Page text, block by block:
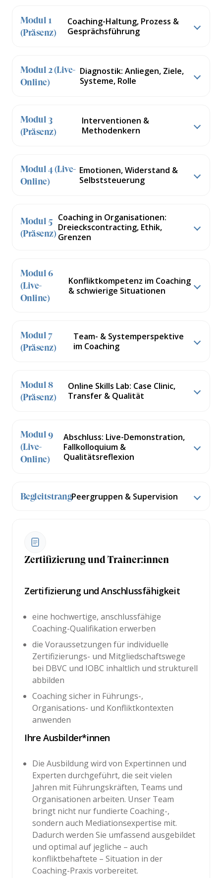
Modul 1
(Präsenz)
Coaching-Haltung, Prozess &
Gesprächsführung
Modul 2 (Live-
Online)
Diagnostik: Anliegen, Ziele,
Systeme, Rolle
Modul 3
(Präsenz)
Interventionen &
Methodenkern
Modul 4 (Live-
Online)
Emotionen, Widerstand &
Selbststeuerung
Modul 5
(Präsenz)
Coaching in Organisationen:
Dreieckscontracting, Ethik,
Grenzen
Modul 6
(Live-
Online)
Konfliktkompetenz im Coaching
& schwierige Situationen
Modul 7
(Präsenz)
Team- & Systemperspektive
im Coaching
Modul 8
(Präsenz)
Online Skills Lab: Case Clinic,
Transfer & Qualität
Modul 9
(Live-
Online)
Abschluss: Live-Demonstration,
Fallkolloquium &
Qualitätsreflexion
BegleitstrangPeergruppen & Supervision
Zertifizierung und Trainer:innen
Zertifizierung und Anschlussfähigkeit
eine hochwertige, anschlussfähige
Coaching-Qualifikation erwerben
die Voraussetzungen für individuelle
Zertifizierungs- und Mitgliedschaftswege
bei DBVC und IOBC inhaltlich und strukturell
abbilden
Coaching sicher in Führungs-,
Organisations- und Konfliktkontexten
anwenden
Ihre Ausbilder*innen
Die Ausbildung wird von Expertinnen und
Experten durchgeführt, die seit vielen
Jahren mit Führungskräften, Teams und
Organisationen arbeiten. Unser Team
bringt nicht nur fundierte Coaching-,
sondern auch Mediationsexpertise mit.
Dadurch werden Sie umfassend ausgebildet
und optimal auf jegliche – auch
konfliktbehaftete – Situation in der
Coaching-Praxis vorbereitet.